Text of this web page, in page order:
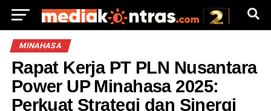
MINAHASA
Rapat Kerja PT PLN Nusantara
Power UP Minahasa 2025:
Perkuat Strategi dan Sinergi